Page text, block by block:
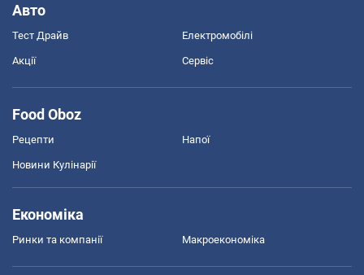
Авто
Тест Драйв Електромобілі
Акції Сервіс
Food Oboz
Рецепти Напої
Новини Кулінарії
Економіка
Ринки та компанії Макроекономіка